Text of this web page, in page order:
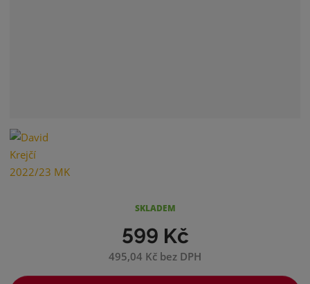
599 Kč
495,04 Kč bez DPH
SKLADEM